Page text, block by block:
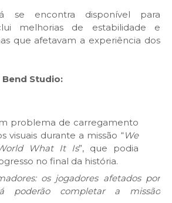
se encontra disponível para
melhorias de estabilidade e
que afetavam a experiência dos
Studio:
problema de carregamento
visuais durante a missão “We
What It Is”, que podia
no final da história.
os jogadores afetados por
poderão completar a missão